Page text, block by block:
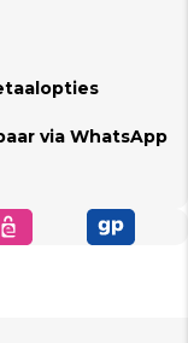
via WhatsApp